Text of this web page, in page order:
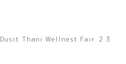
Dusit Thani Wellnest Fair ２３